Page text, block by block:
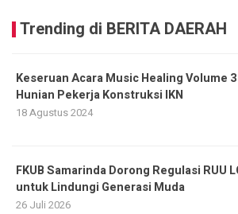
Trending di BERITA DAERAH
Keseruan Acara Music Healing Volume
Hunian Pekerja Konstruksi IKN
18 Agustus 2024
FKUB Samarinda Dorong Regulasi RUU
untuk Lindungi Generasi Muda
26 Juli 2026